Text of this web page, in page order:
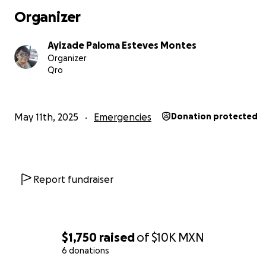
$1,750 raisedof$10K MXN
6 donations
Organizer
Ayizade Paloma Esteves Montes
Organizer
Qro
May 11th, 2025 Emergencies Donation protected
Report fundraiser